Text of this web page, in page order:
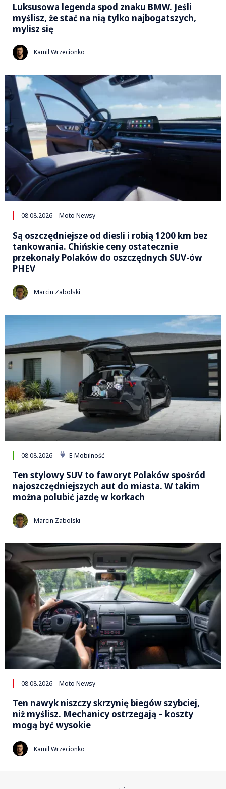
Luksusowa legenda spod znaku BMW. Jeśli
myślisz, że stać na nią tylko najbogatszych,
mylisz się
Kamil Wrzecionko
08.08.2026 Moto Newsy
Są oszczędniejsze od diesli i robią 1200 km bez
tankowania. Chińskie ceny ostatecznie
przekonały Polaków do oszczędnych SUV-ów
PHEV
Marcin Zabolski
08.08.2026 E-Mobilność
Ten stylowy SUV to faworyt Polaków spośród
najoszczędniejszych aut do miasta. W takim
można polubić jazdę w korkach
Marcin Zabolski
08.08.2026 Moto Newsy
Ten nawyk niszczy skrzynię biegów szybciej,
niż myślisz. Mechanicy ostrzegają – koszty
mogą być wysokie
Kamil Wrzecionko